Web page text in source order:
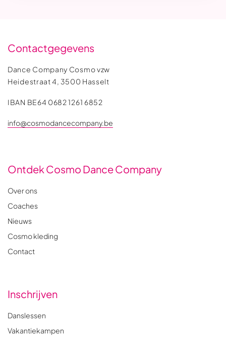
Contactgegevens
Dance Company Cosmo vzw
Heidestraat 4, 3500 Hasselt
IBAN BE64 0682 1261 6852
info@cosmodancecompany.be
Ontdek Cosmo Dance Company
Over ons
Coaches
Nieuws
Cosmo kleding
Contact
Inschrijven
Danslessen
Vakantiekampen